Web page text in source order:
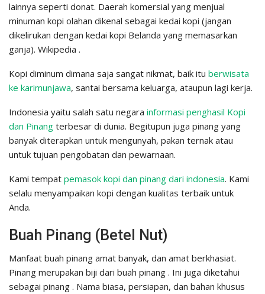
lainnya seperti donat. Daerah komersial yang menjual
minuman kopi olahan dikenal sebagai kedai kopi (jangan
dikelirukan dengan kedai kopi Belanda yang memasarkan
ganja). Wikipedia .
Kopi diminum dimana saja sangat nikmat, baik itu berwisata
ke karimunjawa, santai bersama keluarga, ataupun lagi kerja.
Indonesia yaitu salah satu negara informasi penghasil Kopi
dan Pinang terbesar di dunia. Begitupun juga pinang yang
banyak diterapkan untuk mengunyah, pakan ternak atau
untuk tujuan pengobatan dan pewarnaan.
Kami tempat pemasok kopi dan pinang dari indonesia. Kami
selalu menyampaikan kopi dengan kualitas terbaik untuk
Anda.
Buah Pinang (Betel Nut)
Manfaat buah pinang amat banyak, dan amat berkhasiat.
Pinang merupakan biji dari buah pinang . Ini juga diketahui
sebagai pinang . Nama biasa, persiapan, dan bahan khusus